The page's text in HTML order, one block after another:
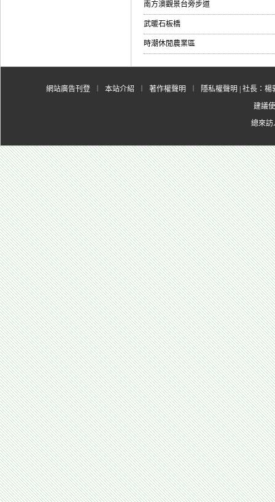
南方澳觀景台旁步道
武暖石板橋
時潮休閒農業區
網站廣告刊登 本站介紹 著作權聲明 隱私權聲明 | 社長：
建議
總來訪